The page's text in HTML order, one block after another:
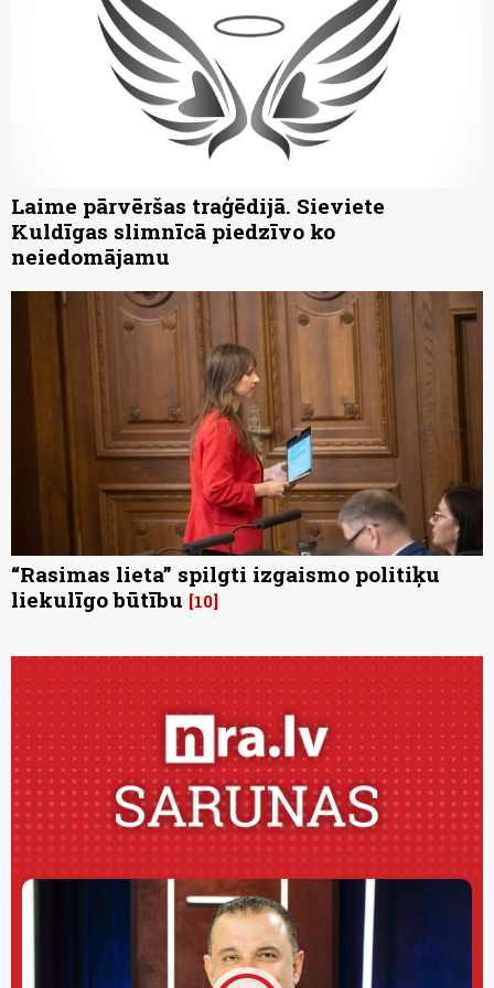
Laime pārvēršas traģēdijā. Sieviete
Kuldīgas slimnīcā piedzīvo ko
neiedomājamu
“Rasimas lieta” spilgti izgaismo politiķu
liekulīgo būtību 10